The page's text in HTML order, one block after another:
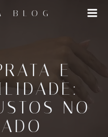
BLOG
E
NO